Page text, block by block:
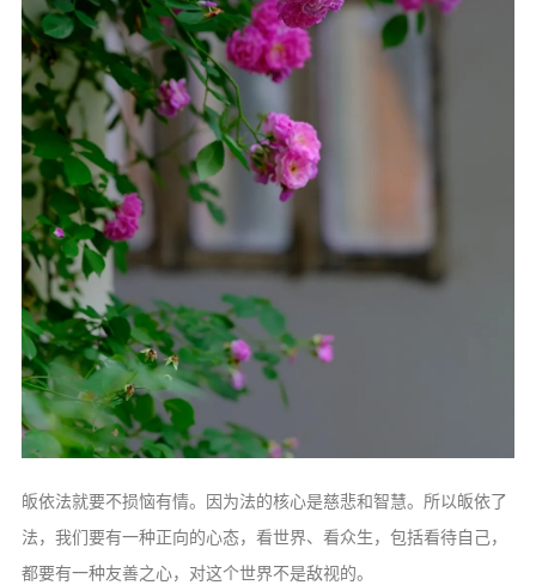
皈依法就要不损恼有情。因为法的核心是慈悲和智慧。所以皈依了
法，我们要有一种正向的心态，看世界、看众生，包括看待自己，
都要有一种友善之心，对这个世界不是敌视的。